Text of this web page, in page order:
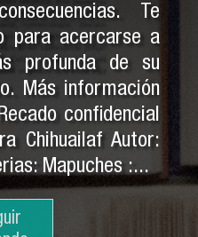
Te
para acercarse a
profunda de su
Más información
confidencial
Chihuailaf Autor:
Mapuches :...